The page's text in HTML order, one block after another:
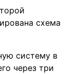
схема
систему в
через три